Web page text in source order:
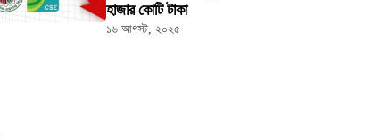
হাজার কোটি টাকা
১৬ আগস্ট, ২০২৫